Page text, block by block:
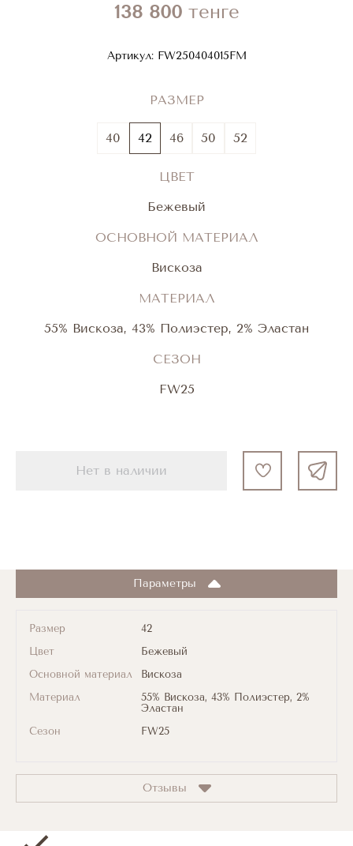
138 800 тенге
Артикул:FW250404015FM
РАЗМЕР
40 42 46 50 52
ЦВЕТ
Бежевый
ОСНОВНОЙ МАТЕРИАЛ
Вискоза
МАТЕРИАЛ
55% Вискоза, 43% Полиэстер, 2% Эластан
СЕЗОН
FW25
Нет в наличии
Параметры
Размер
42
Цвет
Бежевый
Основной материал
Вискоза
Материал
55% Вискоза, 43% Полиэстер, 2%
Эластан
Сезон
FW25
Отзывы